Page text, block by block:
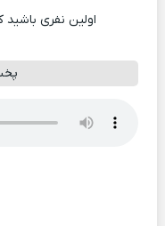
اولین نفری